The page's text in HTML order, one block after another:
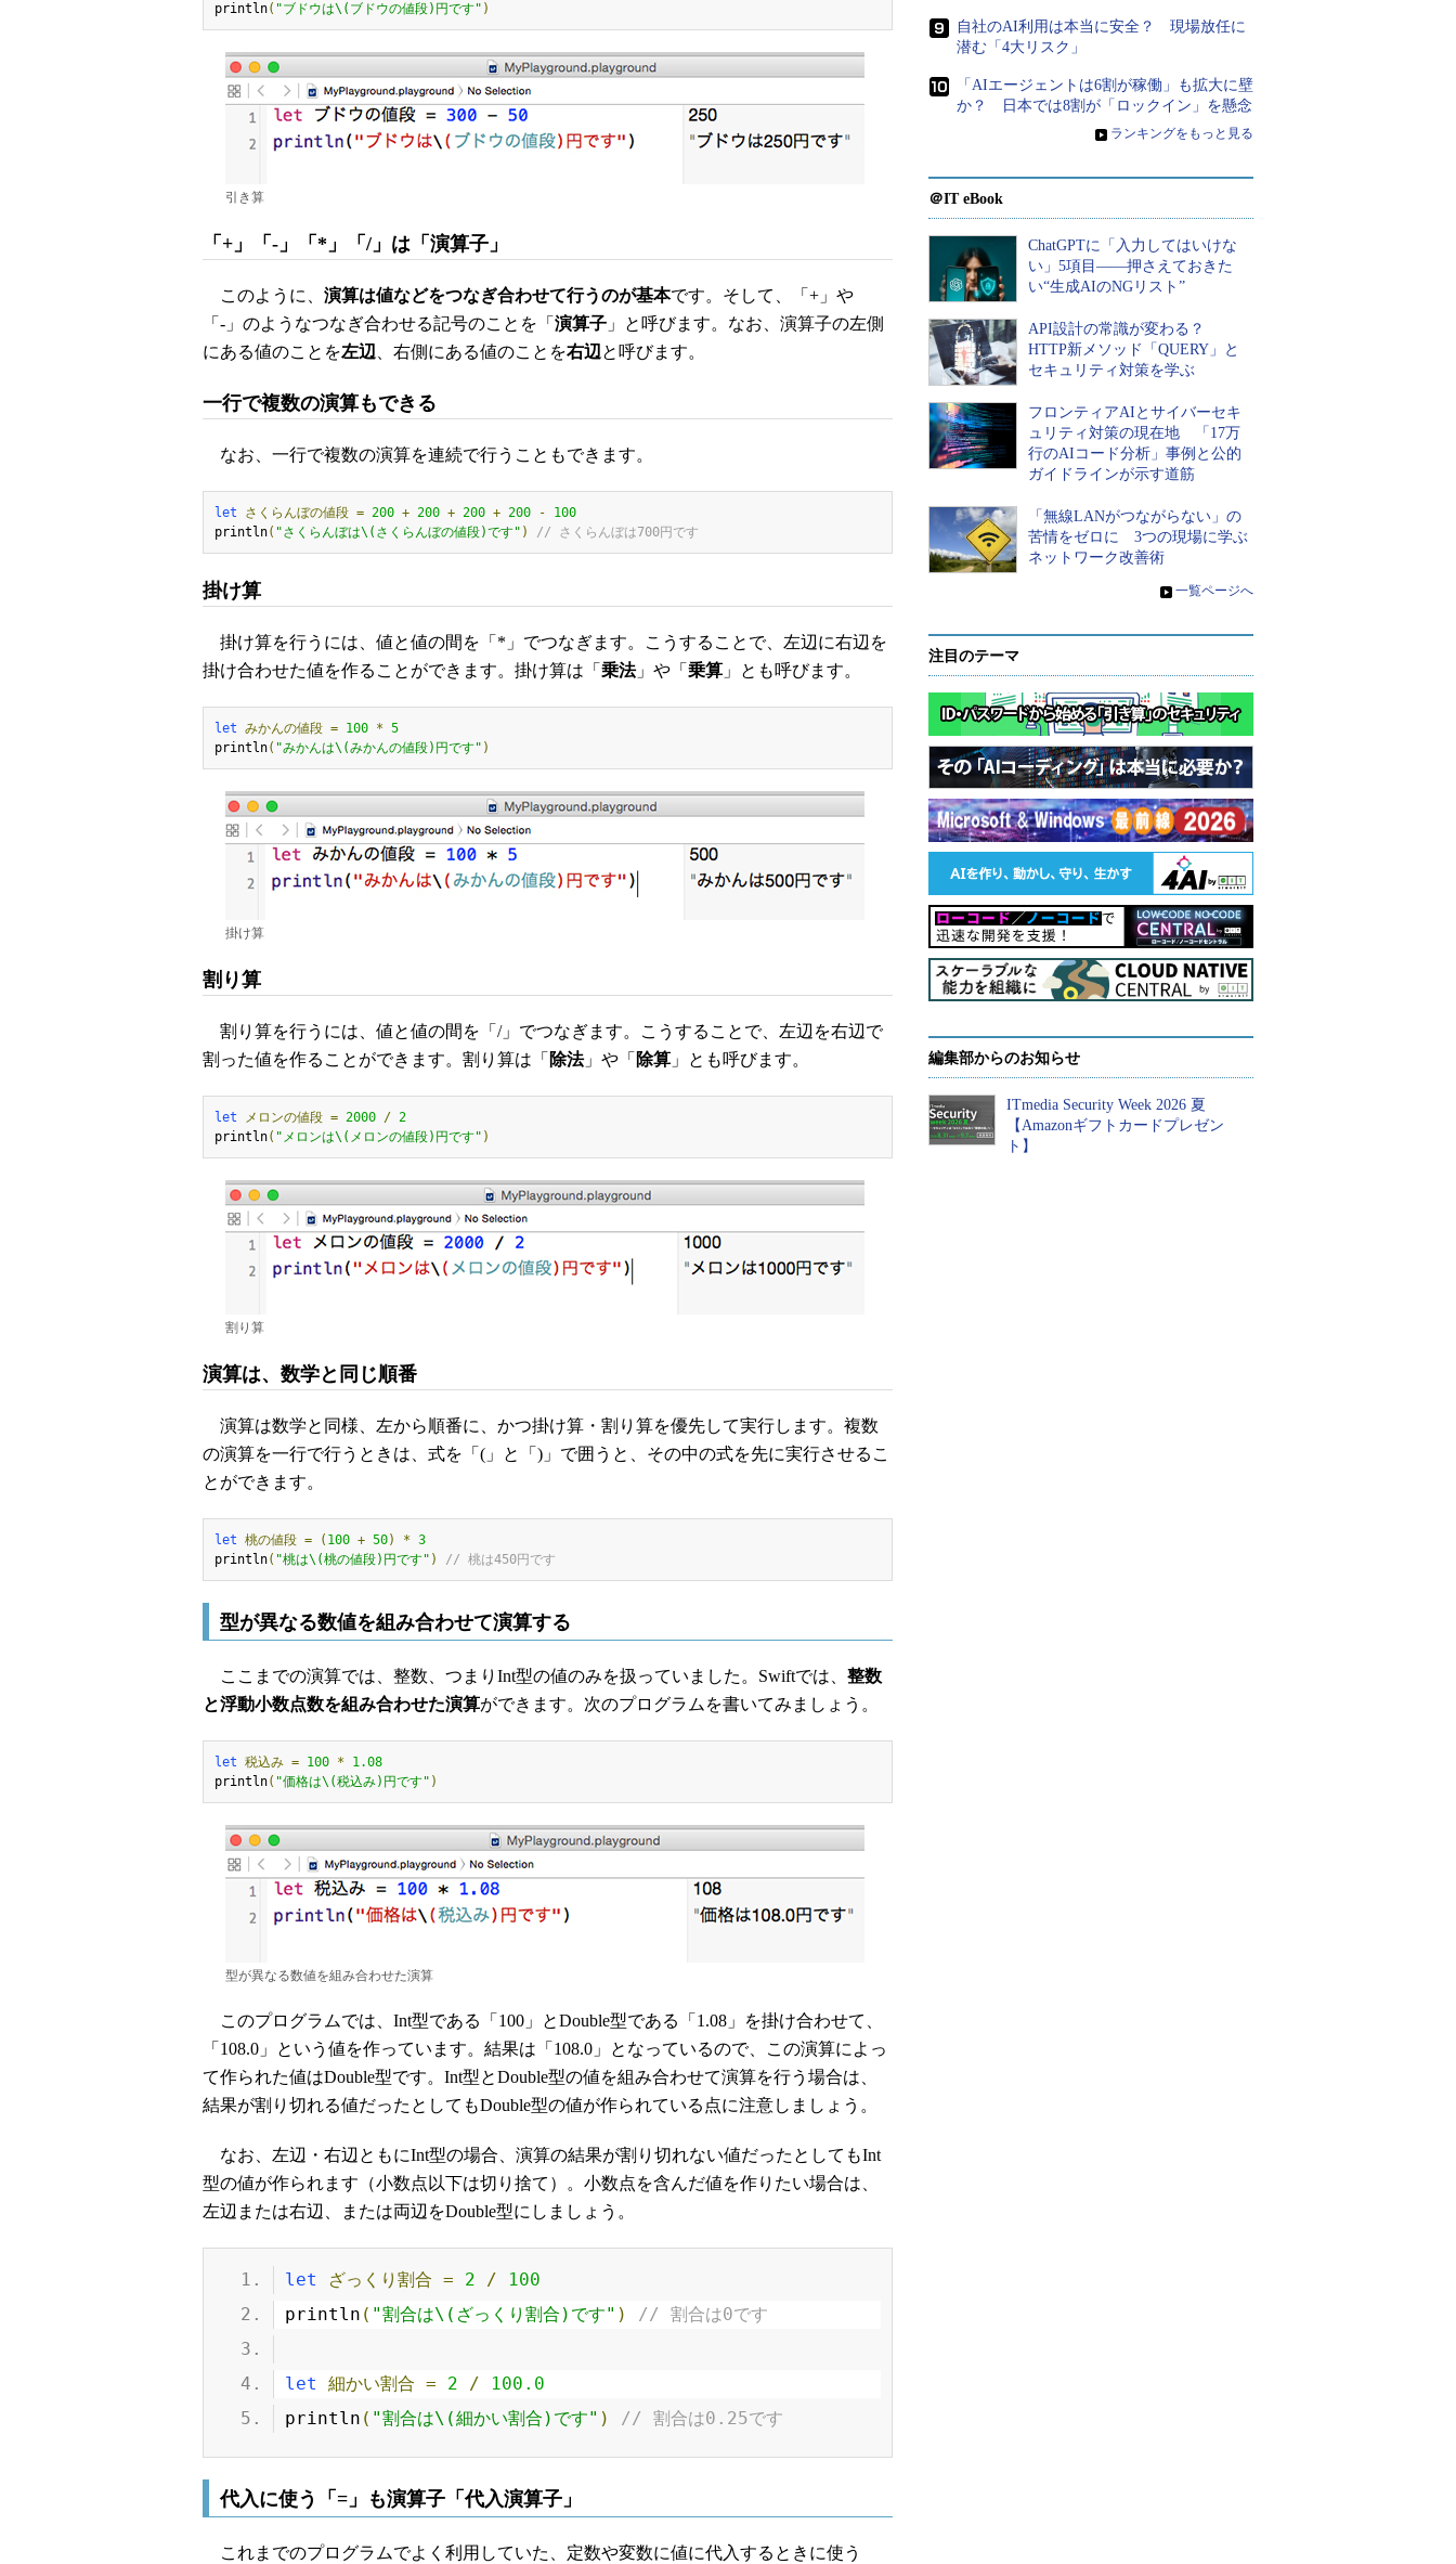
println( "ブドウは\(ブドウの値段)円です" )
引き算
「+」「-」「*」「/」は「演算子」
このように、 演算は値などをつなぎ合わせて行うのが基本です。そして、「+」や
「-」のようなつなぎ合わせる記号のことを「 演算子 」と呼びます。なお、演算子の左側
にある値のことを左辺 、右側にある値のことを右辺と呼びます。
一行で複数の演算もできる
なお、一行で複数の演算を連続で行うこともできます。
let さくらんぼの値段 = 200 + 200 + 200 + 200 -
100
println( "さくらんぼは\(さくらんぼの値段)です" ) // さくらんぼは700円です
掛け算
掛け算を行うには、値と値の間を「*」でつなぎます。こうすることで、左辺に右辺を
掛け合わせた値を作ることができます。掛け算は「 乗法」や「 乗算 」とも呼びます。
let みかんの値段 = 100 * 5
println( "みかんは\(みかんの値段)円です" )
掛け算
割り算
割り算を行うには、値と値の間を「/」でつなぎます。こうすることで、左辺を右辺で
割った値を作ることができます。割り算は「 除法」や「 除算 」とも呼びます。
let メロンの値段 = 2000 / 2
println( "メロンは\(メロンの値段)円です" )
割り算
演算は、数学と同じ順番
演算は数学と同様、左から順番に、かつ掛け算・割り算を優先して実行します。複数
の演算を一行で行うときは、式を「(」と「)」で囲うと、その中の式を先に実行させるこ
とができます。
let 桃の値段 = ( 100 + 50) * 3
println( "桃は\(桃の値段)円です" ) // 桃は450円です
型が異なる数値を組み合わせて演算する
ここまでの演算では、整数、つまりInt型の値のみを扱っていました。Swiftでは、 整数
と浮動小数点数を組み合わせた演算ができます。次のプログラムを書いてみましょう。
let 税込み = 100 *
1.08
println( "価格は\(税込み)円です" )
型が異なる数値を組み合わせた演算
このプログラムでは、Int型である「100」とDouble型である「1.08」を掛け合わせて、
「108.0」という値を作っています。結果は「108.0」となっているので、この演算によっ
て作られた値はDouble型です。Int型とDouble型の値を組み合わせて演算を行う場合は、
結果が割り切れる値だったとしてもDouble型の値が作られている点に注意しましょう。
なお、左辺・右辺ともにInt型の場合、演算の結果が割り切れない値だったとしてもInt
型の値が作られます（小数点以下は切り捨て）。小数点を含んだ値を作りたい場合は、
左辺または右辺、または両辺をDouble型にしましょう。
let ざっくり割合 = 2 /
100
println ( "割合は\(ざっくり割合)です" ) // 割合は0です
let 細かい割合 = 2 /
100.0
println ( "割合は\(細かい割合)です" ) // 割合は0.25です
代入に使う「=」も演算子「代入演算子」
これまでのプログラムでよく利用していた、定数や変数に値に代入するときに使う
自社のAI利用は本当に安全？ 現場放任に
潜む「4大リスク」
「AIエージェントは6割が稼働」も拡大に壁
か？ 日本では8割が「ロックイン」を懸念
» ランキングをもっと見る
＠IT eBook
ChatGPTに「入力してはいけな
い」5項目――押さえておきた
い“生成AIのNGリスト”
API設計の常識が変わる？
HTTP新メソッド「QUERY」と
セキュリティ対策を学ぶ
フロンティアAIとサイバーセキ
ュリティ対策の現在地 「17万
行のAIコード分析」事例と公的
ガイドラインが示す道筋
「無線LANがつながらない」の
苦情をゼロに 3つの現場に学ぶ
ネットワーク改善術
» 一覧ページへ
注目のテーマ
編集部からのお知らせ
ITmedia Security Week 2026 夏
【Amazonギフトカードプレゼン
ト】